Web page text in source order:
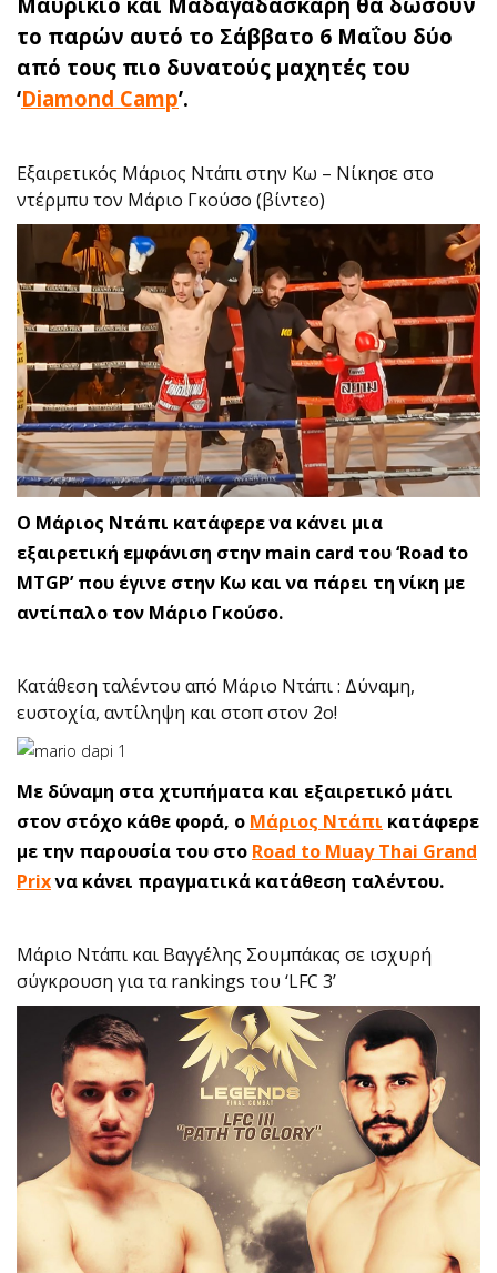
το παρών αυτό το Σάββατο 6 Μαΐου δύο
από τους πιο δυνατούς μαχητές του
‘Diamond Camp’.
Εξαιρετικός Μάριος Ντάπι στην Κω – Νίκησε στο
ντέρμπυ τον Μάριο Γκούσο (βίντεο)
Ο Μάριος Ντάπι κατάφερε να κάνει μια
εξαιρετική εμφάνιση στην main card του ‘Road to
MTGP’ που έγινε στην Κω και να πάρει τη νίκη με
αντίπαλο τον Μάριο Γκούσο.
Κατάθεση ταλέντου από Μάριο Ντάπι : Δύναμη,
ευστοχία, αντίληψη και στοπ στον 2ο!
Με δύναμη στα χτυπήματα και εξαιρετικό μάτι
στον στόχο κάθε φορά, ο Μάριος Ντάπι κατάφερε
με την παρουσία του στο Road to Muay Thai Grand
Prixνα κάνει πραγματικά κατάθεση ταλέντου.
Μάριο Ντάπι και Βαγγέλης Σουμπάκας σε ισχυρή
σύγκρουση για τα rankings του ‘LFC 3’